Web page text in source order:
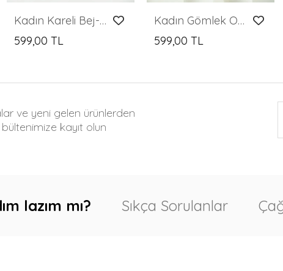
Kadın Kareli Bej-Siyah Oduncu Gömleği
599,00 TL
Kadın Gömlek Omuzdan Zincirli Saten Gömlek Bordo - T095
599,00 TL
ve yeni gelen ürünlerden
kayıt olun
lazım mı? Sıkça Sorulanlar